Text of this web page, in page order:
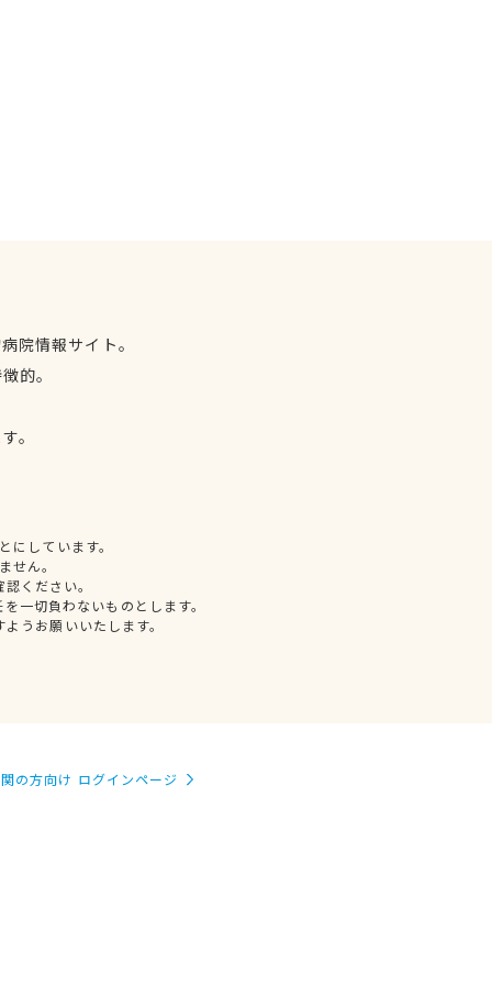
院情報サイト。
的。
。
しています。
せん。
ください。
一切負わないものとします。
うお願いいたします。
の方向け ログインページ